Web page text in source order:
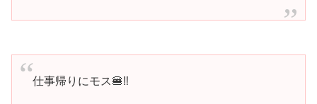
仕事帰りにモス🍔‼️